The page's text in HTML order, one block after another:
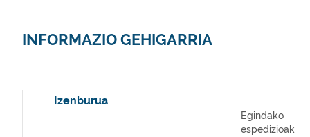
INFORMAZIO GEHIGARRIA
Izenburua
Egindako
espedizioak